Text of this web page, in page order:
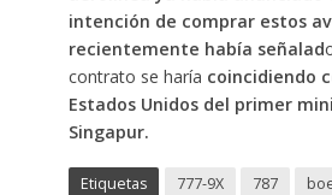
intención de comprar estos
recientemente había señalad
contrato se haría coincidiendo
Estados Unidos del primer
Singapur.
Etiquetas 777-9X 787